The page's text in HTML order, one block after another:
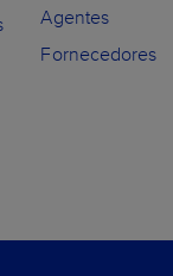
Agentes
Fornecedores